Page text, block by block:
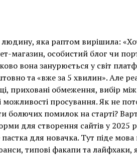
людину, яка раптом вирішила:
магазин, особистий блог чи
вона занурюється у світ
та «вже за 5 хвилин». Але
приховані обмеження, вибір
можливості просування. Як не
болючих помилок на старті?
для створення сайтів у 2025
для новачка. Тут піде
типові факапи та лайфхаки,